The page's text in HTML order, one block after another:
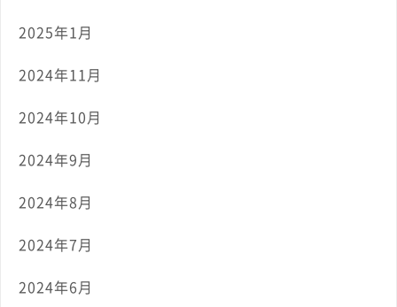
2025年1月
2024年11月
2024年10月
2024年9月
2024年8月
2024年7月
2024年6月